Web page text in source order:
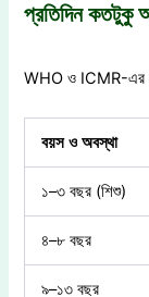
প্রতিদিন কতটুকু
WHO ও ICMR-এর
বয়স ও অবস্থা
১–৩ বছর (শিশু)
৪–৮ বছর
৯–১৩ বছর